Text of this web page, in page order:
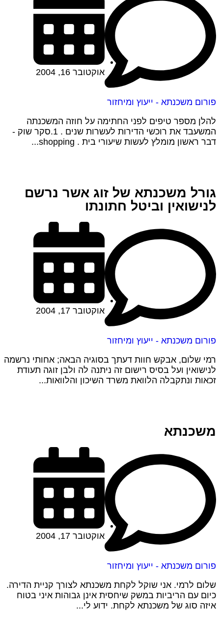
פורום משכנתא - ייעוץ ומיחזור
אוקטובר 16, 2004
להלן מספר טיפים לפני החתימה על חוזה המשכנתה
המשעבד את רוכשי הדירות לעשרות שנים . 1.סקר שוק -
דבר ראשון מומלץ לעשות שיעורי בית . shopping...
גורל משכנתא של זוג אשר נרשם
לנישואין וביטל חתונתו
פורום משכנתא - ייעוץ ומיחזור
אוקטובר 17, 2004
רמי שלום, אבקש חוות דעתך בסוגיה הבאה; אחותי נרשמה
לנישואין ועל בסיס רישום זה ניתנה לה ולבן זוגה תעודת
זכאות ונתקבלה הלוואת משרד השיכון והלוואות...
משכנתא
פורום משכנתא - ייעוץ ומיחזור
אוקטובר 17, 2004
שלום לרמי. אני שוקל לקחת משכנתא לצורך קניית הדירה.
כיום עם הריביות במשק שיחסית אינן גבוהות איני בטוח
איזה סוג של משכנתא לקחת. ידוע לי...